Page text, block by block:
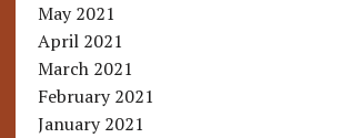
May 2021
April 2021
March 2021
February 2021
January 2021